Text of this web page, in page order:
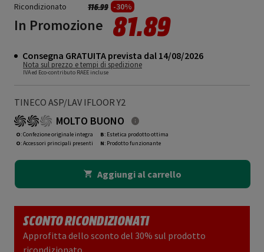
Ricondizionato
Prezzo ridotto da
116.99a -30%
In Promozione 81.89
Consegna GRATUITA prevista dal 14/08/2026
Nota sul prezzo e tempi di spedizione
IVA ed Eco-contributo RAEE incluse
TINECO ASP/LAV IFLOOR Y2
MOLTO BUONO
O: Confezione originale integra
O: Accessori principali presenti
B: Estetica prodotto ottima
N: Prodotto funzionante
Aggiungi al carrello
SCONTO RICONDIZIONATI
Approfitta dello sconto del 30% sul prodotto